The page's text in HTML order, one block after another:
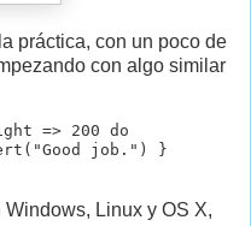
práctica, con un poco de
con algo similar
=> 200 do
job.") }
Linux y OS X,